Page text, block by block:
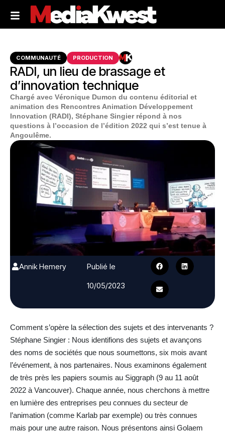
COMMUNAUTÉ PRODUCTION
RADI, un lieu de brassage et
d’innovation technique
Chargé avec Véronique Dumon du contenu éditorial et
animation des Rencontres Animation Développement
Innovation (RADI), Stéphane Singier répond à nos
questions à l’occasion de l’édition 2022 qui s’est tenue à
Angoulême.
Annik Hemery
Publié le
10/05/2023
Comment s’opère la sélection des sujets et des intervenants ?
Stéphane Singier : Nous identifions des sujets et avançons
des noms de sociétés que nous soumettons, six mois avant
l’événement, à nos partenaires. Nous examinons également
de très près les papiers soumis au Siggraph (9 au 11 août
2022 à Vancouver). Chaque année, nous cherchons à mettre
en lumière des entreprises peu connues du secteur de
l’animation (comme Karlab par exemple) ou très connues
mais pour une autre raison. Nous présentons ainsi Golaem